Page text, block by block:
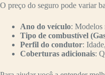
O preço do seguro pode variar
Ano do veículo: Modelos
Tipo de combustível
Perfil do condutor:
Coberturas adicionais: